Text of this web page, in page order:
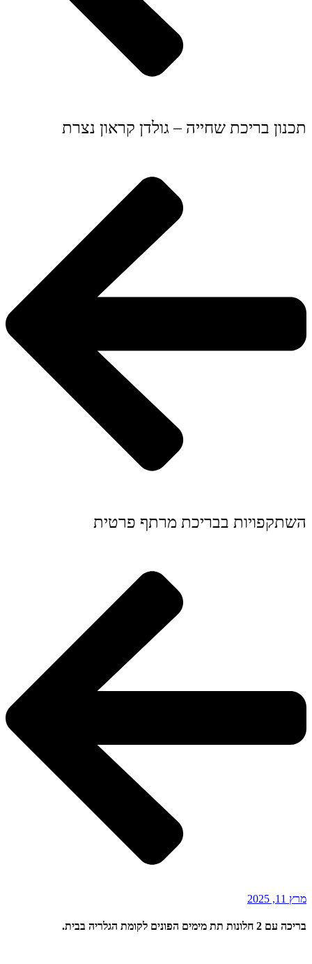
תכנון בריכת שחייה – גולדן קראון נצרת
השתקפויות בבריכת מרתף פרטית
מרץ 11, 2025
בריכה עם 2 חלונות תת מימים הפונים לקומת הגלריה בבית.